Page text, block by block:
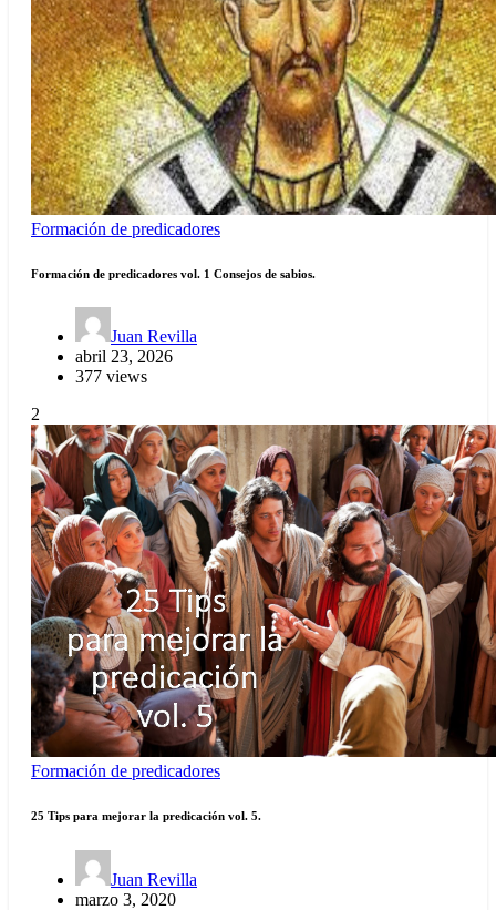
Formación de predicadores
Formación de predicadores vol. 1 Consejos de sabios.
Juan Revilla
abril 23, 2026
377 views
2
Formación de predicadores
25 Tips para mejorar la predicación vol. 5.
Juan Revilla
marzo 3, 2020